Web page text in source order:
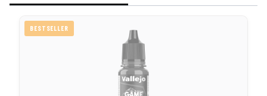
BESTSELLER